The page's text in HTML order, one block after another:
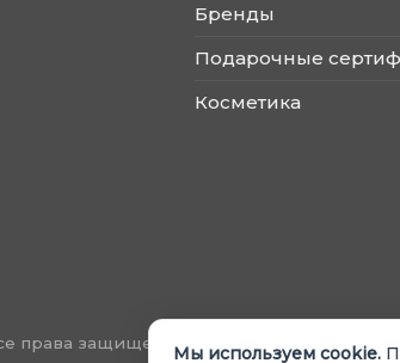
Бренды
Подарочные
Косметика
Мы используем cookie.
права защищены